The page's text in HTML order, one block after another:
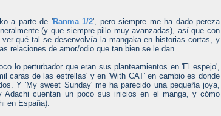
a parte de 'Ranma 1/2', pero siempre me ha dado pereza
(y que siempre pillo muy avanzadas), así que con
qué tal se desenvolvía la mangaka en historias cortas, y
relaciones de amor/odio que tan bien se le dan.
lo perturbador que eran sus planteamientos en 'El espejo',
caras de las estrellas' y en 'With CAT' en cambio es donde
Y 'My sweet Sunday' me ha parecido una pequeña joya,
Adachi cuentan un poco sus inicios en el manga, y cómo
en España).